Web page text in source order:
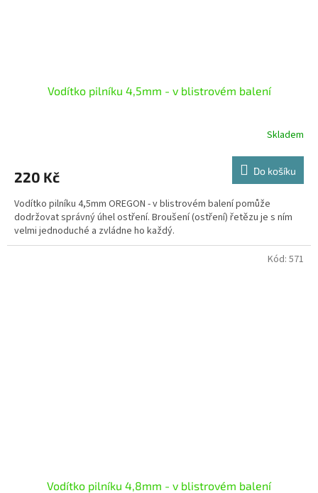
Vodítko pilníku 4,5mm - v blistrovém balení
Skladem
220 Kč Do košíku
Vodítko pilníku 4,5mm OREGON - v blistrovém balení pomůže
dodržovat správný úhel ostření. Broušení (ostření) řetězu je s ním
velmi jednoduché a zvládne ho každý.
Vodítko pilníku 4,8mm - v blistrovém balení
Kód: 571